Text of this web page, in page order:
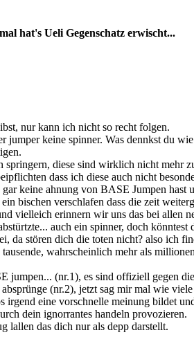
hat's Ueli Gegenschatz erwischt...
nur kann ich nicht so recht folgen.
jumper keine spinner. Was dennkst du
diese sind wirklich nicht mehr
dass ich diese auch nicht
keine ahnung von BASE Jumpen
bischen verschlafen dass die zeit
vielleich erinnern wir uns das bei allen
auch ein spinner, doch
da stören dich die toten nicht? also ich
tausende, wahrscheinlich mehr als
jumpen... (nr.1), es sind offiziell gegen
(nr.2), jetzt sag mir mal wie
irgend eine vorschnelle meinung bildet
dein ignorrantes handeln provozieren.
lallen das dich nur als depp darstellt.